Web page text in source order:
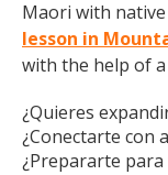
Maori with
lesson in
with the help of
¿Quieres
¿Conectarte con
¿Prepararte para